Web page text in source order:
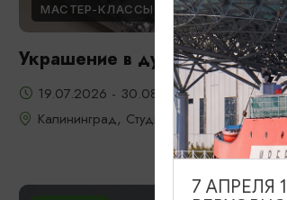
МАСТЕР-КЛАССЫ
Украшение в духе старого
19.07.2026 - 30.08.2026
Калининград, Студия «Стёкла»
7 АПРЕЛЯ